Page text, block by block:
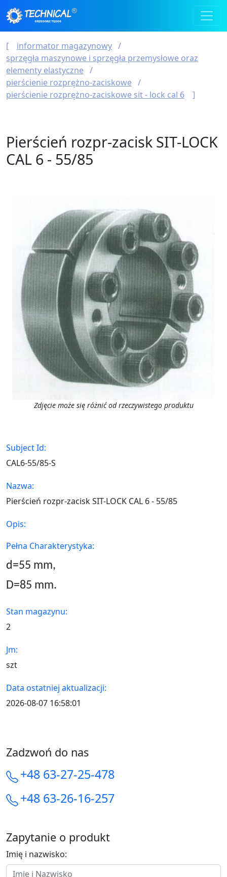
informator magazynowy
sprzęgła maszynowe i sprzęgła przemysłowe oraz
elementy elastyczne
pierścienie rozprężno-zaciskowe
pierścienie rozprężno-zaciskowe sit - lock cal 6
Pierścień rozpr-zacisk SIT-LOCK
CAL 6 - 55/85
Zdjęcie może się różnić od rzeczywistego produktu
Subject Id:
CAL6-55/85-S
Nazwa:
Pierścień rozpr-zacisk SIT-LOCK CAL 6 - 55/85
Opis:
Pełna Charakterystyka:
d=55 mm,
D=85 mm.
Stan magazynu:
2
Jm:
szt
Data ostatniej aktualizacji:
2026-08-07 16:58:01
Zadzwoń do nas
+48 63-27-25-478
+48 63-26-16-257
Zapytanie o produkt
Imię i nazwisko: